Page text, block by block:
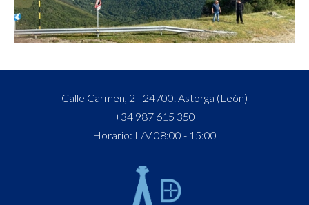
Calle Carmen, 2 - 24700. Astorga (León)
+34 987 615 350
Horario: L/V 08:00 - 15:00